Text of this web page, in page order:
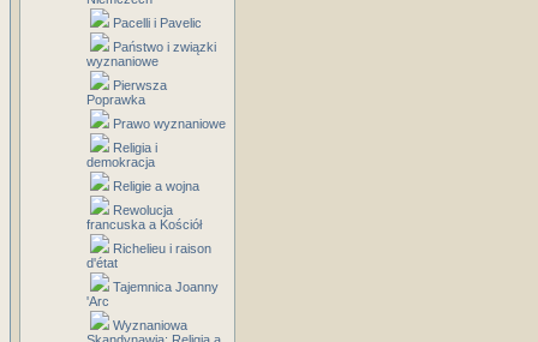
Pacelli i Pavelic
Państwo i związki
wyznaniowe
Pierwsza
Poprawka
Prawo wyznaniowe
Religia i
demokracja
Religie a wojna
Rewolucja
francuska a Kościół
Richelieu i raison
d'état
Tajemnica Joanny
'Arc
Wyznaniowa